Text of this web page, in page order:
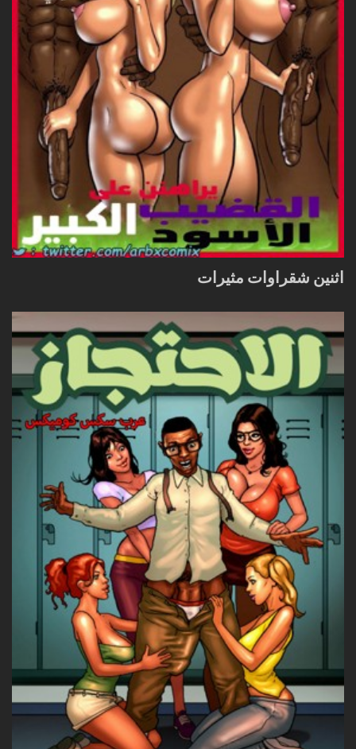
اثنين شقراوات مثيرات